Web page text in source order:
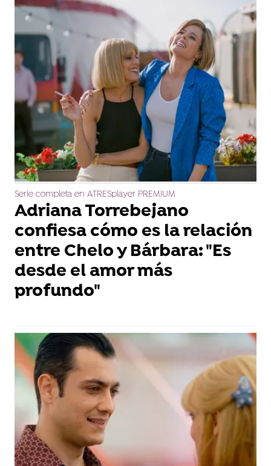
Serie completa en ATRESplayer PREMIUM
Adriana Torrebejano
confiesa cómo es la relación
entre Chelo y Bárbara: "Es
desde el amor más
profundo"